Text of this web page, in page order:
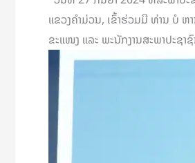
ແຂວງຄໍາມ່ວນ, ເຂົ້າຮ່ວມມີ ທ່ານ ບໍ
ຂະແໜງ ແລະ ພະນັກງານສະພາປະຊາ